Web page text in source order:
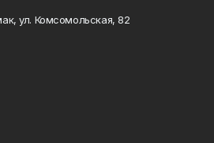
ул. Комсомольская, 82